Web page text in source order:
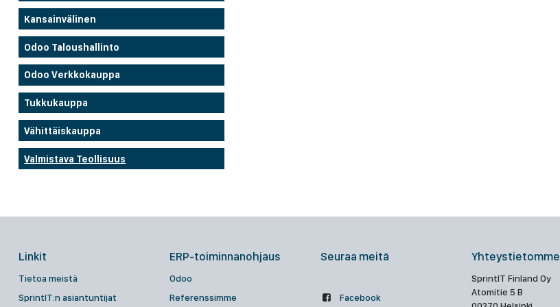
Kansainvälinen
Odoo Taloushallinto
Odoo Verkkokauppa
Tukkukauppa
Vähittäiskauppa
Valmistava Teollisuus
Linkit
Tietoa meistä
SprintIT:n asiantuntijat
ERP-toiminnanohjaus
Odoo
Referenssimme
Seuraa meitä
Facebook
Yhteystietomme
SprintIT Finland Oy
Atomitie 5 B